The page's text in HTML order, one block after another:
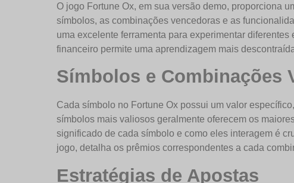
O jogo Fortune Ox, em sua versão demo, proporciona
símbolos, as combinações vencedoras e as
uma excelente ferramenta para experimentar
financeiro permite uma aprendizagem mais
Símbolos e Combinações
Cada símbolo no Fortune Ox possui um valor
símbolos mais valiosos geralmente oferecem os
significado de cada símbolo e como eles interagem é
jogo, detalha os prêmios correspondentes a cada
Estratégias de Apostas